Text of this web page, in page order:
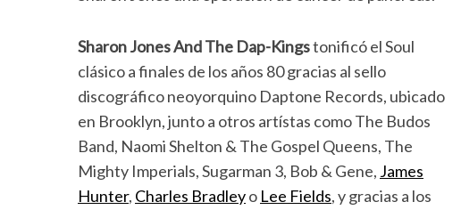
Sharon Jones And The Dap-Kingstonificó el Soul
clásico a finales de los años 80 gracias al sello
discográfico neoyorquino Daptone Records, ubicado
en Brooklyn, junto a otros artístas como The Budos
Band, Naomi Shelton & The Gospel Queens, The
Mighty Imperials, Sugarman 3, Bob & Gene, James
Hunter, Charles Bradleyo Lee Fields, y gracias a los